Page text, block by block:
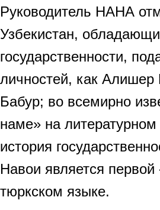
Руководитель НАНА
Узбекистан,
государственности,
личностей, как
Бабур; во всемирно
наме» на
история
Навои является
тюркском языке.